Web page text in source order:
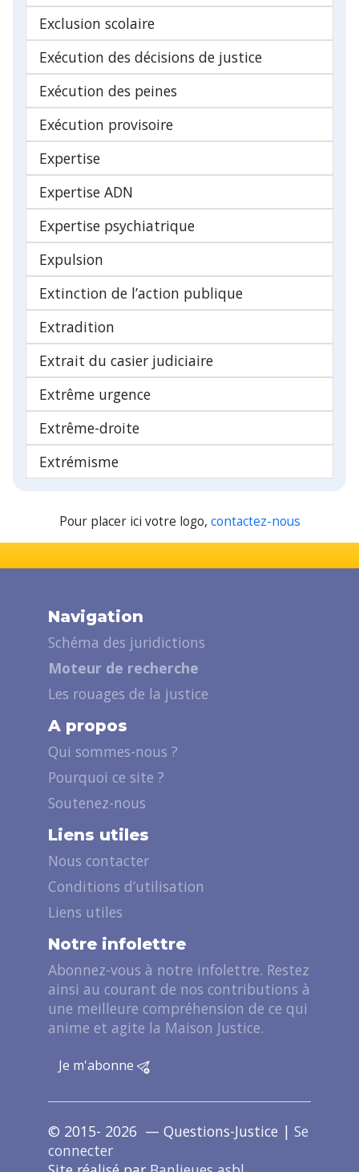
Exclusion scolaire
Exécution des décisions de justice
Exécution des peines
Exécution provisoire
Expertise
Expertise ADN
Expertise psychiatrique
Expulsion
Extinction de l’action publique
Extradition
Extrait du casier judiciaire
Extrême urgence
Extrême-droite
Extrémisme
Pour placer ici votre logo, contactez-nous
Navigation
Schéma des juridictions
Moteur de recherche
Les rouages de la justice
A propos
Qui sommes-nous ?
Pourquoi ce site ?
Soutenez-nous
Liens utiles
Nous contacter
Conditions d’utilisation
Liens utiles
Notre infolettre
Abonnez-vous à notre infolettre. Restez
ainsi au courant de nos contributions à
une meilleure compréhension de ce qui
anime et agite la Maison Justice.
Je m'abonne
© 2015- 2026 — Questions-Justice | Se
connecter